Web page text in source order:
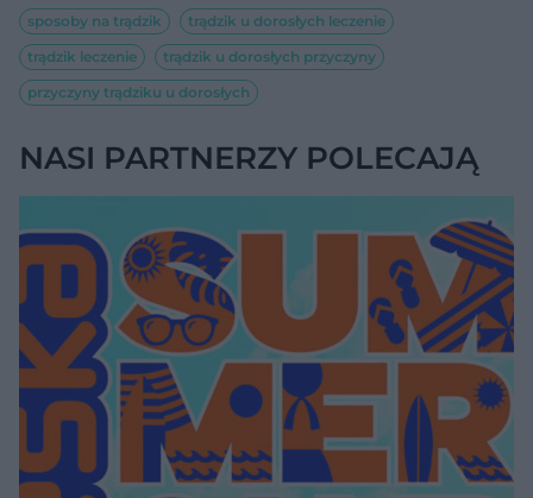
sposoby na trądzik
trądzik u dorosłych leczenie
trądzik leczenie
trądzik u dorosłych przyczyny
przyczyny trądziku u dorosłych
NASI PARTNERZY POLECAJĄ